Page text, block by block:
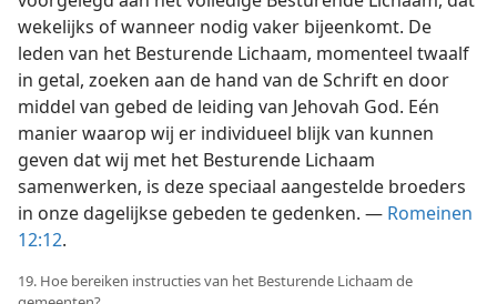
wekelijks of wanneer nodig vaker bijeenkomt. De
leden van het Besturende Lichaam, momenteel twaalf
in getal, zoeken aan de hand van de Schrift en door
middel van gebed de leiding van Jehovah God. Eén
manier waarop wij er individueel blijk van kunnen
geven dat wij met het Besturende Lichaam
samenwerken, is deze speciaal aangestelde broeders
in onze dagelijkse gebeden te gedenken. — Romeinen
12:12.
19. Hoe bereiken instructies van het Besturende Lichaam de